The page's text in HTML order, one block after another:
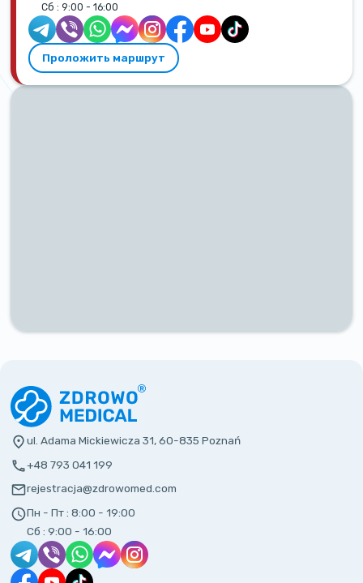
Сб : 9:00 - 16:00
Проложить маршрут
ul. Adama Mickiewicza 31, 60-835 Poznań
+48 793 041 199
rejestracja@zdrowomed.com
Пн - Пт : 8:00 - 19:00
Сб : 9:00 - 16:00